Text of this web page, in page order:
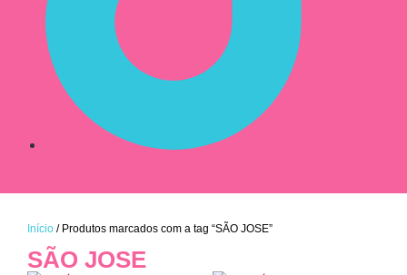
Início / Produtos marcados com a tag “SÃO JOSE”
SÃO JOSE